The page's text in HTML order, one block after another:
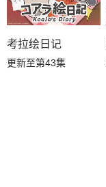
考拉绘日记
更新至第43集